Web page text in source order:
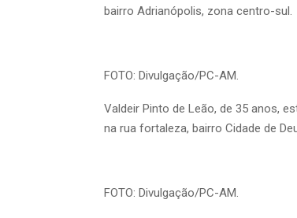
bairro Adrianópolis, zona centro-sul.
FOTO: Divulgação/PC-AM.
Valdeir Pinto de Leão, de 35 anos,
na rua fortaleza, bairro Cidade de
FOTO: Divulgação/PC-AM.